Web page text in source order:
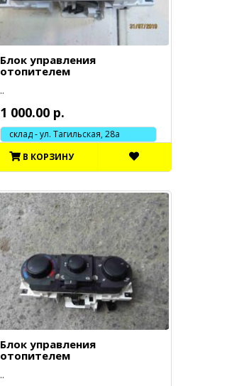
Блок управления
отопителем
..
1 000.00 р.
склад - ул. Тагильская, 28а
В КОРЗИНУ
Блок управления
отопителем
..